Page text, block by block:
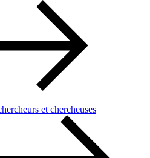
et chercheuses